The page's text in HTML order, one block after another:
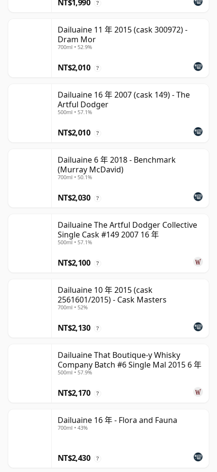
NT$1,990 ?
Dailuaine 11 年 2015 (cask 300972) -
Dram Mor
700ml • 52.9%
NT$2,010 ?
Dailuaine 16 年 2007 (cask 149) - The
Artful Dodger
500ml • 57.1%
NT$2,010 ?
Dailuaine 6 年 2018 - Benchmark
(Murray McDavid)
700ml • 50.1%
NT$2,030 ?
Dailuaine The Artful Dodger Collective
Single Cask #149 2007 16 年
500ml • 57.1%
NT$2,100 ?
Dailuaine 10 年 2015 (cask
2561601/2015) - Cask Masters
700ml • 52%
NT$2,130 ?
Dailuaine That Boutique-y Whisky
Company Batch #6 Single Mal 2015 6 年
500ml • 57.9%
NT$2,170 ?
Dailuaine 16 年 - Flora and Fauna
700ml • 43%
NT$2,430 ?